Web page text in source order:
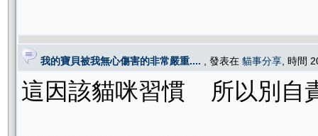
我的寶貝被我無心傷害的非常嚴重.... , 發表在 貓事分享 , 時間
這因該貓咪習慣 所以別自